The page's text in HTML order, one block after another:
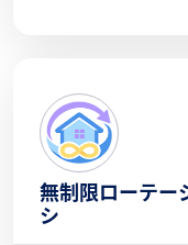
無制限ローテー
シ